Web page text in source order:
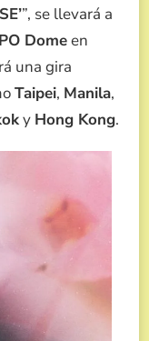
”, se llevará a
Domeen
una gira
Taipei, Manila,
y Hong Kong.